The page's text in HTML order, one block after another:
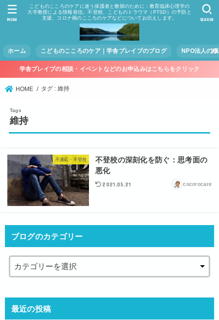
こどものこころのケアに迷う保護者と教師のために：教育臨床心理学の
大学教授による情報発信。不登校、こどものトラウマ（PTSD）の予防と
支援、コロナ禍のこころのケアなどについてお伝えします。
ホーム こどものこころのケア｜学舎ブレイブのブログ NPO法人の
SEARCH
MENU
学舎ブレイブの相談・イベントなどのお申込みはこちらをクリック
HOME タグ : 維持
維持
不適応・不登校
不登校の深刻化を防ぐ：思考面の
悪化
2021.05.21 cocorocare
ブログのカテゴリー
最近の投稿